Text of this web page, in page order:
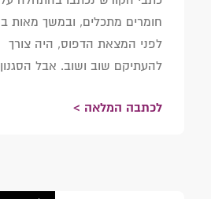
חומרים מתכלים, ובמשך מאות
לפני המצאת הדפוס, היה צורך
להעתיקם שוב ושוב. אבל הסגנון
לכתבה המלאה >